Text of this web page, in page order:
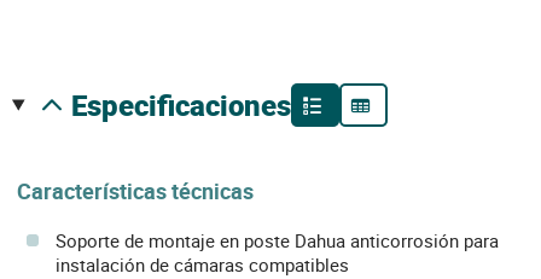
especificaciones
Características técnicas
Soporte de montaje en poste Dahua anticorrosión para
instalación de cámaras compatibles